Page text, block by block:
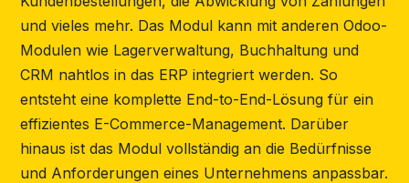
und vieles mehr. Das Modul kann mit anderen Odoo-
Modulen wie Lagerverwaltung, Buchhaltung und
CRM nahtlos in das ERP integriert werden. So
entsteht eine komplette End-to-End-Lösung für ein
effizientes E-Commerce-Management. Darüber
hinaus ist das Modul vollständig an die Bedürfnisse
und Anforderungen eines Unternehmens anpassbar.